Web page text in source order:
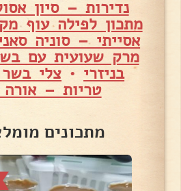
נדירות – סיון
מתכון לפילה עוף
אסייתי – סוניה
מרק שעועית עם
בניזרי • צלי בשר
טריות – אורה
מתכונים